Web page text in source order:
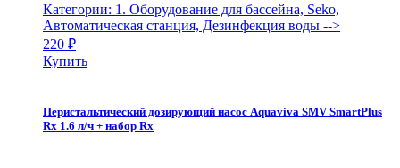
Категории: 1. Оборудование для бассейна, Seko,
Автоматическая станция, Дезинфекция воды -->
220 ₽
Купить
Перистальтический дозирующий насос Aquaviva SMV SmartPlus
Rx 1.6 л/ч + набор Rx